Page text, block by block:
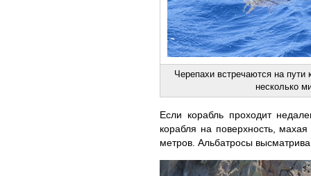
Черепахи встречаются на пути
несколько
Если корабль проходит
корабля на поверхность,
метров. Альбатросы